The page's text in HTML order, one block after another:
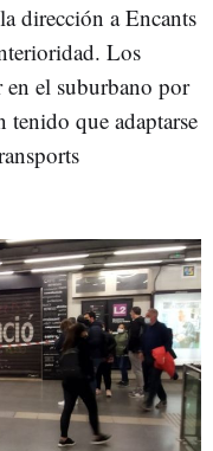
dirección a Encants
Los
el suburbano por
tenido que adaptarse